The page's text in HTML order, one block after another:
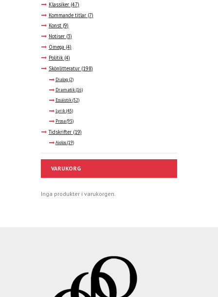
Klassiker (47)
Kommande titlar (7)
Konst (9)
Notiser (3)
Omega (4)
Politik (4)
Skönlitteratur (198)
Dialog (2)
Dramatik(16)
Essäistik(52)
Lyrik(45)
Prosa(95)
Tidskrifter (19)
Aiolos(19)
VARUKORG
Inga produkter i varukorgen.